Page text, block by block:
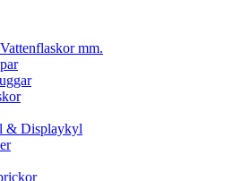
mm.
& Displaykyl